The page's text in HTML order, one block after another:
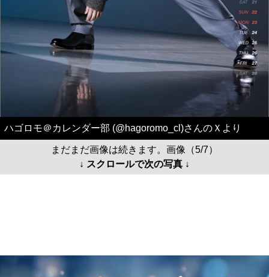
ハゴロモ＠カレンダー部 (@hagoromo_cl)さんのＸより
まだまだ画像は続きます。画像（5/7）
↓ スクロールで次の写真 ↓